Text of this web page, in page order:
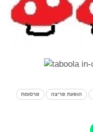
הופעת פריצה פרסומת